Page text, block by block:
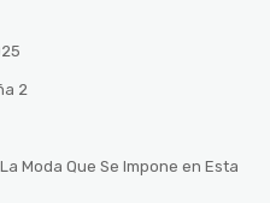
2
Moda Que Se Impone en Esta